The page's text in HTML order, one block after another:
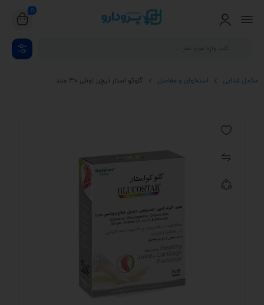
0
مکمل غذایی استخوان و مفاصل گلوکو استار نیچرز اونلی 30 عدد